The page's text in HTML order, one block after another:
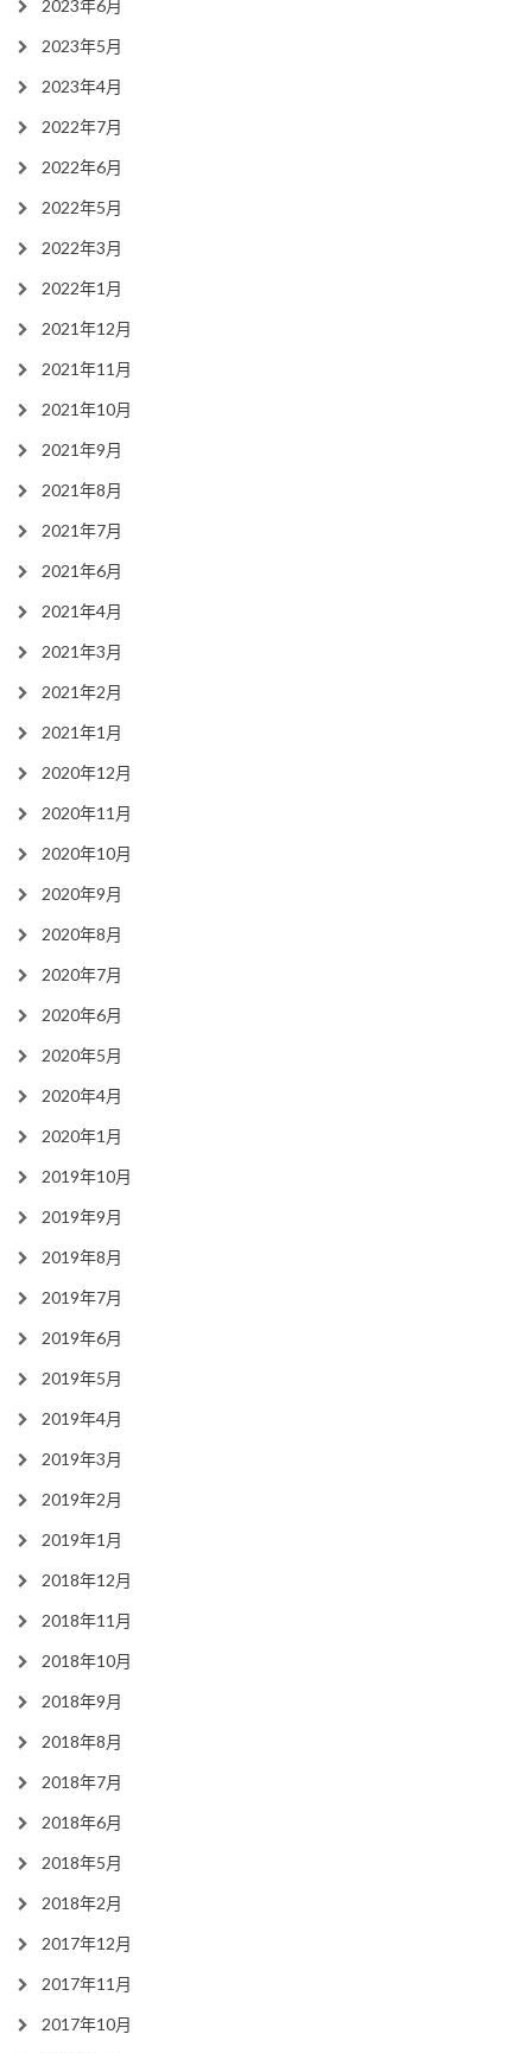
2023年6月
2023年5月
2023年4月
2022年7月
2022年6月
2022年5月
2022年3月
2022年1月
2021年12月
2021年11月
2021年10月
2021年9月
2021年8月
2021年7月
2021年6月
2021年4月
2021年3月
2021年2月
2021年1月
2020年12月
2020年11月
2020年10月
2020年9月
2020年8月
2020年7月
2020年6月
2020年5月
2020年4月
2020年1月
2019年10月
2019年9月
2019年8月
2019年7月
2019年6月
2019年5月
2019年4月
2019年3月
2019年2月
2019年1月
2018年12月
2018年11月
2018年10月
2018年9月
2018年8月
2018年7月
2018年6月
2018年5月
2018年2月
2017年12月
2017年11月
2017年10月